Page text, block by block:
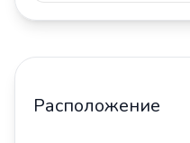
Расположение